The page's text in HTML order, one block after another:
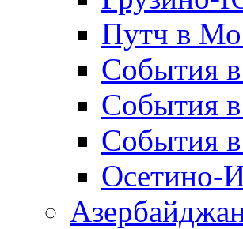
Путч в
События
События
События
Осетино-